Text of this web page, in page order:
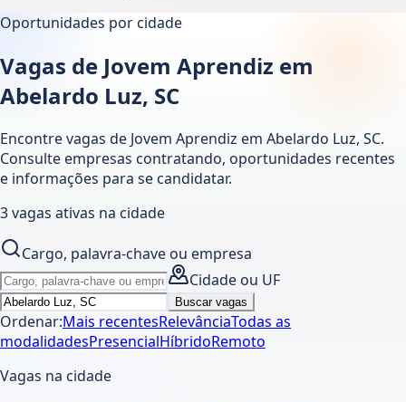
Oportunidades por cidade
Vagas de Jovem Aprendiz em
Abelardo Luz, SC
Encontre vagas de Jovem Aprendiz em Abelardo Luz, SC.
Consulte empresas contratando, oportunidades recentes
e informações para se candidatar.
3vagas ativas na cidade
Cargo, palavra-chave ou empresa
Cidade ou UF
Buscar vagas
Ordenar:Mais recentesRelevânciaTodas as
modalidadesPresencialHíbridoRemoto
Vagas na cidade